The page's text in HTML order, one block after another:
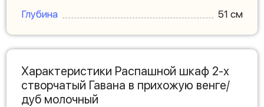
Глубина
51 см
Характеристики Распашной шкаф 2-х
створчатый Гавана в прихожую венге/
дуб молочный